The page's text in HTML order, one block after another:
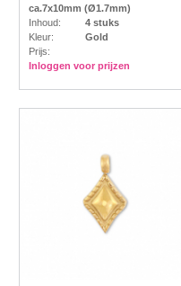
ca.7x10mm (Ø1.7mm)
Inhoud:
4 stuks
Kleur:
Gold
Prijs:
Inloggen voor prijzen